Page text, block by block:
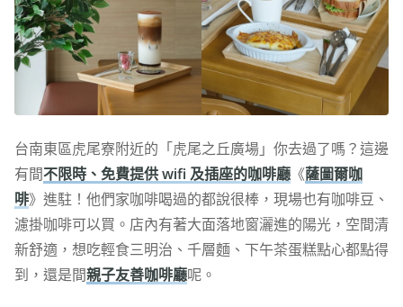
台南東區虎尾寮附近的「虎尾之丘廣場」你去過了嗎？這邊
有間不限時、免費提供 wifi 及插座的咖啡廳《薩圖爾咖
啡》進駐！他們家咖啡喝過的都說很棒，現場也有咖啡豆、
濾掛咖啡可以買。店內有著大面落地窗灑進的陽光，空間清
新舒適，想吃輕食三明治、千層麵、下午茶蛋糕點心都點得
到，還是間親子友善咖啡廳呢。